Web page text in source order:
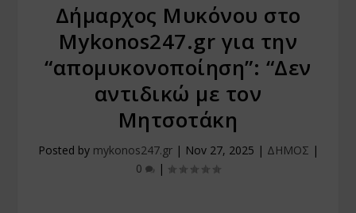
Δήμαρχος Μυκόνου στο
Mykonos247.gr για την
“απομυκονοποίηση”: “Δεν
αντιδικώ με τον
Μητσοτάκη
Posted by mykonos247.gr| Nov 27, 2025 | ΔΗΜΟΣ |
0
|